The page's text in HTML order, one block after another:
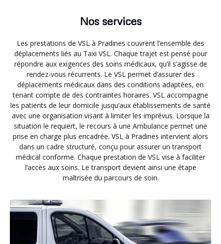
Nos services
Les prestations de VSL à Pradines couvrent l’ensemble des
déplacements liés au Taxi VSL. Chaque trajet est pensé pour
répondre aux exigences des soins médicaux, qu’il s’agisse de
rendez-vous récurrents. Le VSL permet d’assurer des
déplacements médicaux dans des conditions adaptées, en
tenant compte de des contraintes horaires. VSL accompagne
les patients de leur domicile jusqu’aux établissements de santé
avec une organisation visant à limiter les imprévus. Lorsque la
situation le requiert, le recours à une Ambulance permet une
prise en charge plus encadrée. VSL à Pradines intervient alors
dans un cadre structuré, conçu pour assurer un transport
médical conforme. Chaque prestation de VSL vise à faciliter
l’accès aux soins. Le transport devient ainsi une étape
maîtrisée du parcours de soin.